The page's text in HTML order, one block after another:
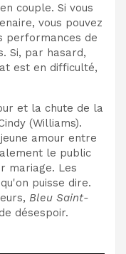
couple. Si vous
vous pouvez
performances de
Si, par hasard,
est en difficulté,
et la chute de la
(Williams).
amour entre
le public
mariage. Les
puisse dire.
Bleu Saint-
désespoir.